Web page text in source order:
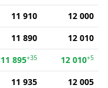
11 910
12 000
11 890
12 010
11 895+35 12 010+5
11 935
12 005